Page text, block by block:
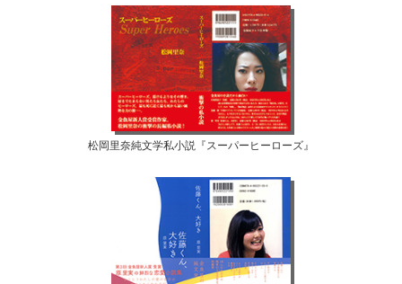
松岡里奈純文学私小説『スーパーヒーローズ』